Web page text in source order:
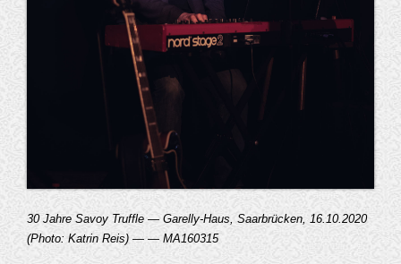
30 Jahre Savoy Truffle — Garelly-Haus, Saarbrücken, 16.10.2020
(Photo: Katrin Reis) — — MA160315